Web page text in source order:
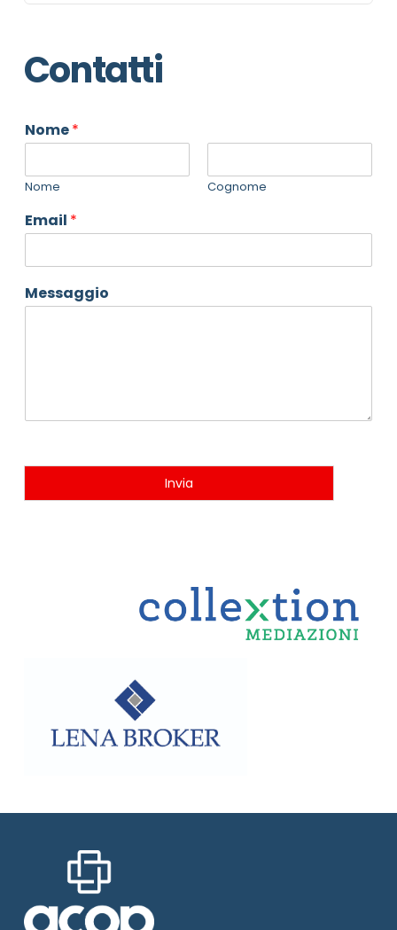
Contatti
Nome*
Nome Cognome
Email *
Messaggio
Invia